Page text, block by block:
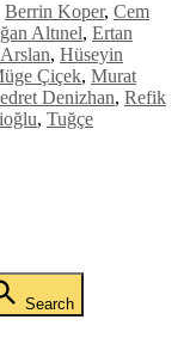
Berrin Koper, Cem
Altınel, Ertan
, Hüseyin
Çiçek, Murat
Denizhan, Refik
, Tuğçe
Search